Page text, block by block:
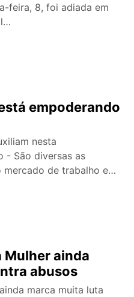
feira, 8, foi adiada em
empoderando
nesta
- São diversas as
mercado de trabalho e
Mulher ainda
abusos
marca muita luta